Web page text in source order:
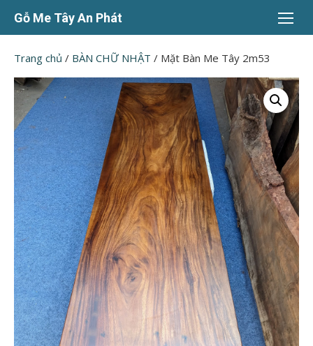
Chuyển
dung
Gỗ Me Tây An Phát
Trang chủ / BÀN CHỮ NHẬT / Mặt Bàn Me Tây 2m53